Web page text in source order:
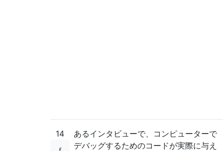
14
あるインタビューで、コンピューターで
デバッグするためのコードが実際に与え